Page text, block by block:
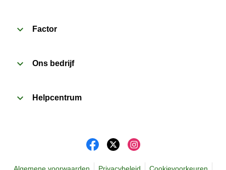
sleeve en prik enkele gaatjes in de folie. Plaats het
daarna nog 1 minuut rusten voor het verwijderen van
Factor
Ons bedrijf
Helpcentrum